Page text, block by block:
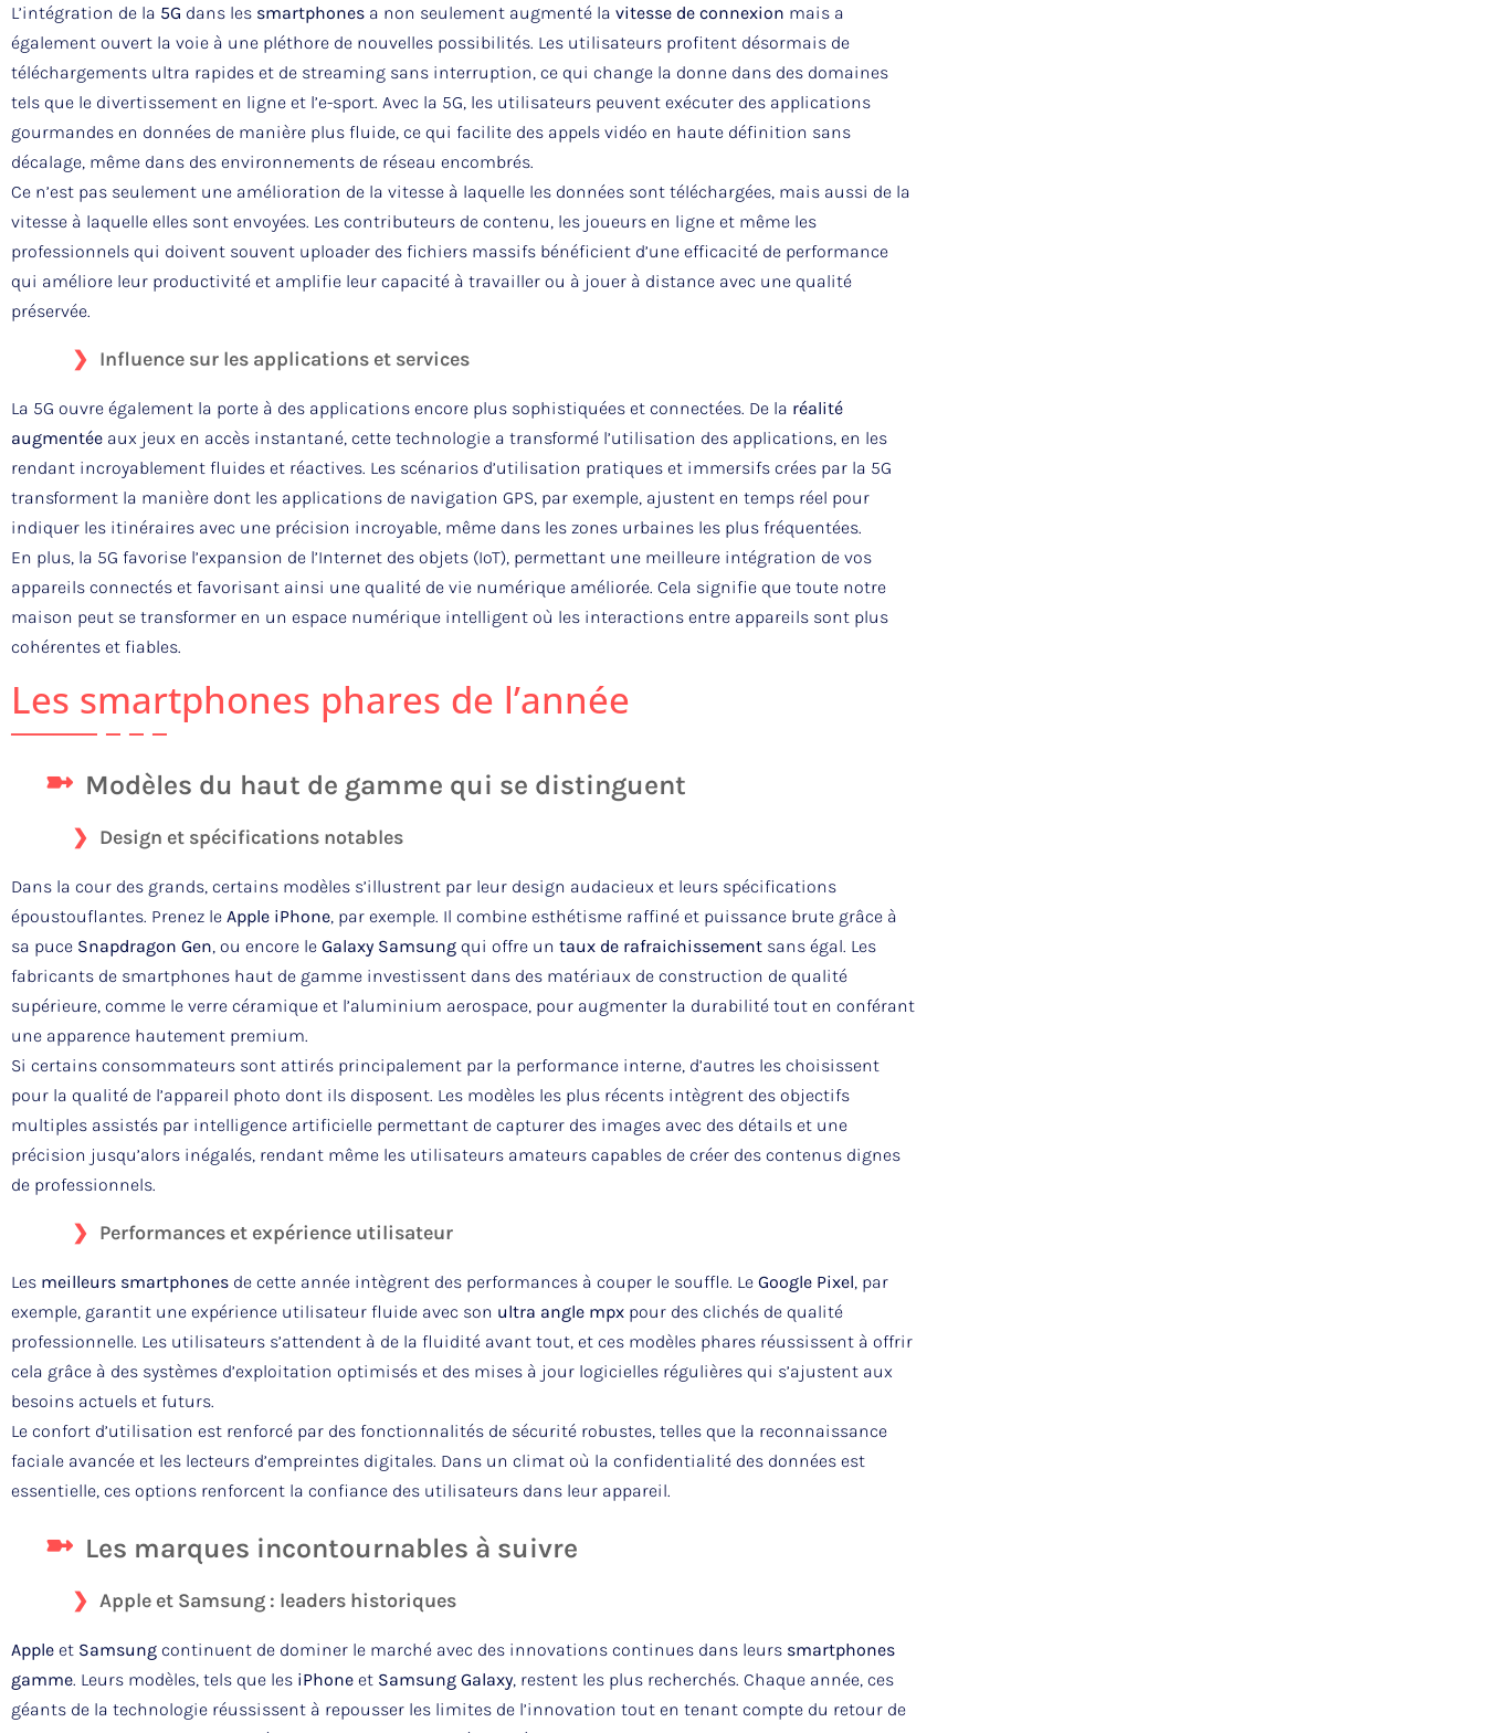
L’intégration de la 5G dans les smartphones a non seulement augmenté la vitesse de connexion mais a
également ouvert la voie à une pléthore de nouvelles possibilités. Les utilisateurs profitent désormais de
téléchargements ultra rapides et de streaming sans interruption, ce qui change la donne dans des domaines
tels que le divertissement en ligne et l’e-sport. Avec la 5G, les utilisateurs peuvent exécuter des applications
gourmandes en données de manière plus fluide, ce qui facilite des appels vidéo en haute définition sans
décalage, même dans des environnements de réseau encombrés.
Ce n’est pas seulement une amélioration de la vitesse à laquelle les données sont téléchargées, mais aussi de la
vitesse à laquelle elles sont envoyées. Les contributeurs de contenu, les joueurs en ligne et même les
professionnels qui doivent souvent uploader des fichiers massifs bénéficient d’une efficacité de performance
qui améliore leur productivité et amplifie leur capacité à travailler ou à jouer à distance avec une qualité
préservée.
Influence sur les applications et services
La 5G ouvre également la porte à des applications encore plus sophistiquées et connectées. De la réalité
augmentée aux jeux en accès instantané, cette technologie a transformé l’utilisation des applications, en les
rendant incroyablement fluides et réactives. Les scénarios d’utilisation pratiques et immersifs crées par la 5G
transforment la manière dont les applications de navigation GPS, par exemple, ajustent en temps réel pour
indiquer les itinéraires avec une précision incroyable, même dans les zones urbaines les plus fréquentées.
En plus, la 5G favorise l’expansion de l’Internet des objets (IoT), permettant une meilleure intégration de vos
appareils connectés et favorisant ainsi une qualité de vie numérique améliorée. Cela signifie que toute notre
maison peut se transformer en un espace numérique intelligent où les interactions entre appareils sont plus
cohérentes et fiables.
Les smartphones phares de l’année
Modèles du haut de gamme qui se distinguent
Design et spécifications notables
Dans la cour des grands, certains modèles s’illustrent par leur design audacieux et leurs spécifications
époustouflantes. Prenez le Apple iPhone, par exemple. Il combine esthétisme raffiné et puissance brute grâce à
sa puce Snapdragon Gen, ou encore le Galaxy Samsung qui offre un taux de rafraichissement sans égal. Les
fabricants de smartphones haut de gamme investissent dans des matériaux de construction de qualité
supérieure, comme le verre céramique et l’aluminium aerospace, pour augmenter la durabilité tout en conférant
une apparence hautement premium.
Si certains consommateurs sont attirés principalement par la performance interne, d’autres les choisissent
pour la qualité de l’appareil photo dont ils disposent. Les modèles les plus récents intègrent des objectifs
multiples assistés par intelligence artificielle permettant de capturer des images avec des détails et une
précision jusqu’alors inégalés, rendant même les utilisateurs amateurs capables de créer des contenus dignes
de professionnels.
Performances et expérience utilisateur
Les meilleurs smartphones de cette année intègrent des performances à couper le souffle. Le Google Pixel, par
exemple, garantit une expérience utilisateur fluide avec son ultra angle mpx pour des clichés de qualité
professionnelle. Les utilisateurs s’attendent à de la fluidité avant tout, et ces modèles phares réussissent à offrir
cela grâce à des systèmes d’exploitation optimisés et des mises à jour logicielles régulières qui s’ajustent aux
besoins actuels et futurs.
Le confort d’utilisation est renforcé par des fonctionnalités de sécurité robustes, telles que la reconnaissance
faciale avancée et les lecteurs d’empreintes digitales. Dans un climat où la confidentialité des données est
essentielle, ces options renforcent la confiance des utilisateurs dans leur appareil.
Les marques incontournables à suivre
Apple et Samsung : leaders historiques
Apple et Samsung continuent de dominer le marché avec des innovations continues dans leurs smartphones
gamme. Leurs modèles, tels que les iPhone et Samsung Galaxy, restent les plus recherchés. Chaque année, ces
géants de la technologie réussissent à repousser les limites de l’innovation tout en tenant compte du retour de